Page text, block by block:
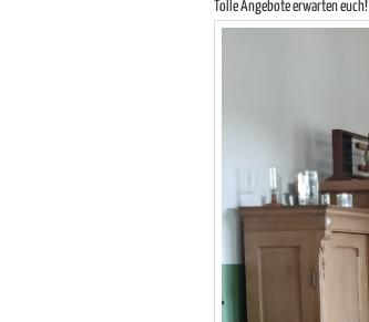
Tolle Angebote erwarten euch!